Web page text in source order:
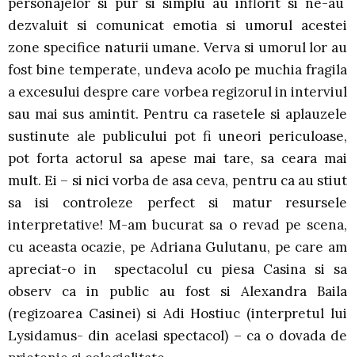
dezvaluit si comunicat emotia si umorul acestei
zone specifice naturii umane. Verva si umorul lor au
fost bine temperate, undeva acolo pe muchia fragila
a excesului despre care vorbea regizorul in interviul
sau mai sus amintit. Pentru ca rasetele si aplauzele
sustinute ale publicului pot fi uneori periculoase,
pot forta actorul sa apese mai tare, sa ceara mai
mult. Ei – si nici vorba de asa ceva, pentru ca au stiut
sa isi controleze perfect si matur resursele
interpretative! M-am bucurat sa o revad pe scena,
cu aceasta ocazie, pe Adriana Gulutanu, pe care am
apreciat-o in spectacolul cu piesa Casina si sa
observ ca in public au fost si Alexandra Baila
(regizoarea Casinei) si Adi Hostiuc (interpretul lui
Lysidamus- din acelasi spectacol) – ca o dovada de